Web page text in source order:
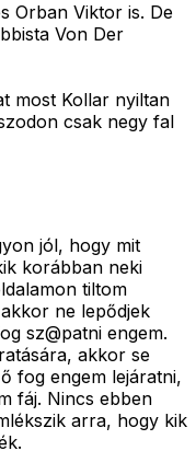
Orban Viktor is. De
Von Der
most Kollar nyiltan
csak negy fal
jól, hogy mit
korábban neki
tiltom
ne lepődjek
sz@patni engem.
akkor se
fog engem lejáratni,
fáj. Nincs ebben
arra, hogy kik